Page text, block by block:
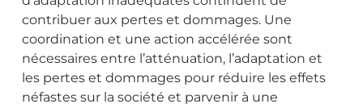
contribuer aux pertes et dommages. Une
coordination et une action accélérée sont
nécessaires entre l’atténuation, l’adaptation et
les pertes et dommages pour réduire les effets
néfastes sur la société et parvenir à une